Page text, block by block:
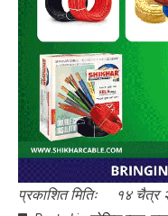
प्रकाशित मितिः १४ चैत्र